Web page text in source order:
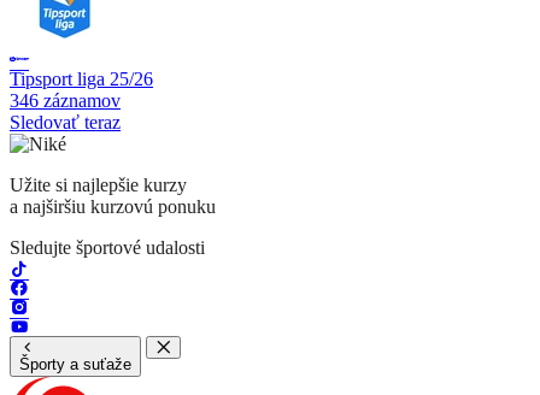
Tipsport liga 25/26
346 záznamov
Sledovať teraz
Užite si najlepšie kurzy
a najširšiu kurzovú ponuku
Sledujte športové udalosti
Športy a suťaže